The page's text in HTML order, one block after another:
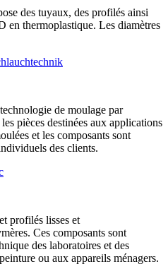
des tuyaux, des profilés ainsi
en thermoplastique. Les diamètres
de moulage par
pièces destinées aux applications
et les composants sont
des clients.
profilés lisses et
Ces composants sont
des laboratoires et des
ou aux appareils ménagers.